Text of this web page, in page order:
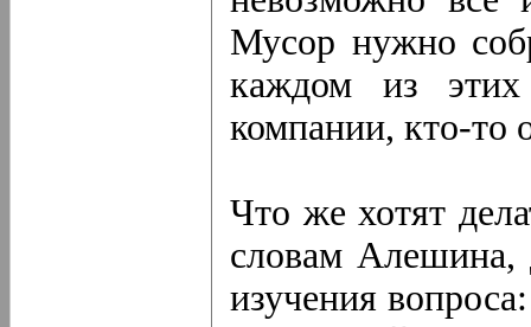
Мусор нужно
каждом из этих
компании, кто-то
Что же хотят
словам Алешина,
изучения